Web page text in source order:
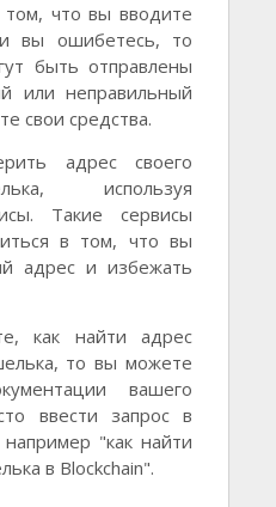
что вы вводите
вы ошибетесь, то
быть отправлены
или неправильный
свои средства.
адрес своего
используя
Такие сервисы
в том, что вы
адрес и избежать
как найти адрес
то вы можете
вашего
ввести запрос в
"как найти
в Blockchain".